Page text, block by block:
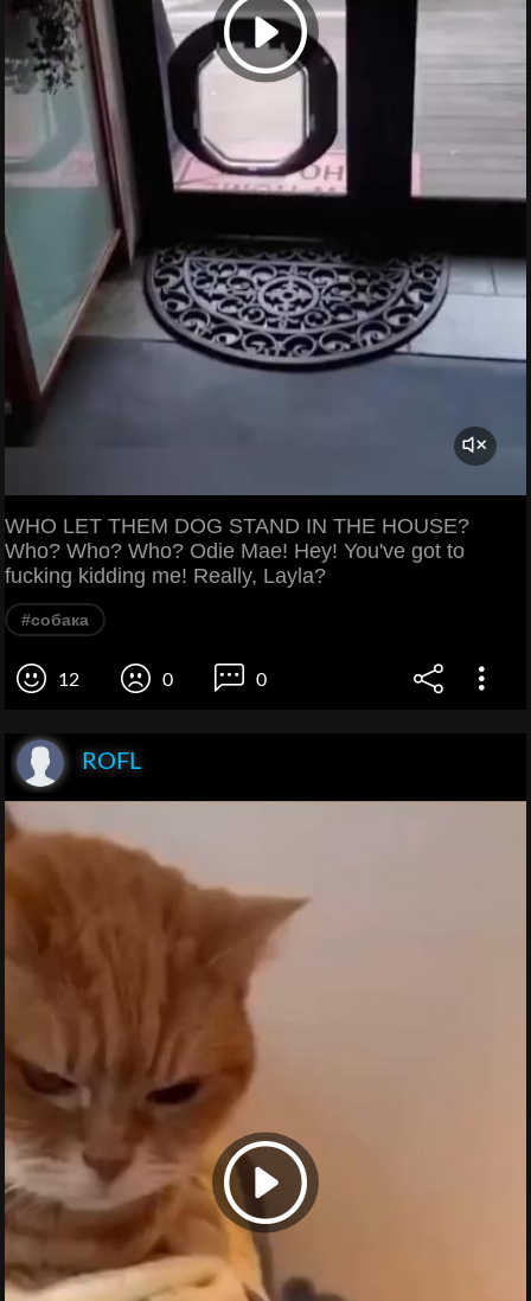
WHO LET THEM DOG STAND IN THE HOUSE?
Who? Who? Who? Odie Mae! Hey! You've got to
fucking kidding me! Really, Layla?
#собака
12 0 0
ROFL